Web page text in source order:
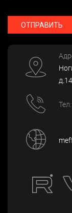
ОТПРАВИТЬ
д.14
Тел: